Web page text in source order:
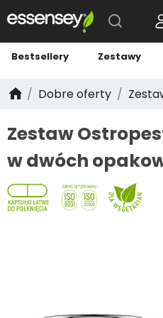
Bestsellery Zestawy
Dobre oferty
Zestaw
w dwóch